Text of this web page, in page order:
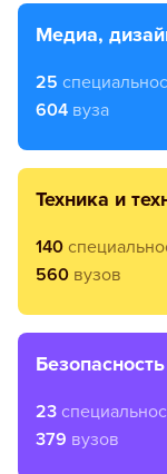
медиа,
25
604 вуза
техника и
140
560 вузов
23
379 вузов